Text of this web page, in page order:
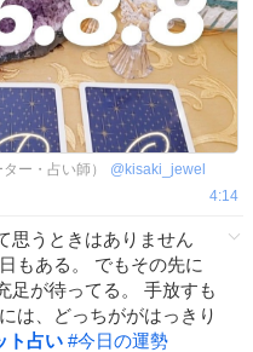
ー・占い師） @ kisaki_jewel
4:14
思うときはありません
もある。 でもその先に
足が待ってる。 手放すも
は、どっちががはっきり
ト占い #今日の運勢